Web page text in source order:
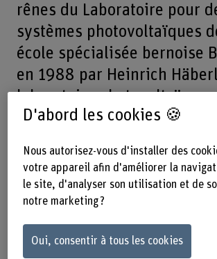
rênes du Laboratoire pour
systèmes photovoltaïques
école spécialisée bernoise
en 1988 par Heinrich
laboratoire photovoltaïque
recherches sur les questions
photovoltaïques et met
comportement à long terme
installations. Urs
laboratoire ces dix
posant de nouveaux jalons,
D'abord les cookies 🍪
Nous autorisez-vous d'installer des
votre appareil afin d'améliorer la
le site, d'analyser son utilisation et de
notre marketing ?
Oui, consentir à tous les cookies